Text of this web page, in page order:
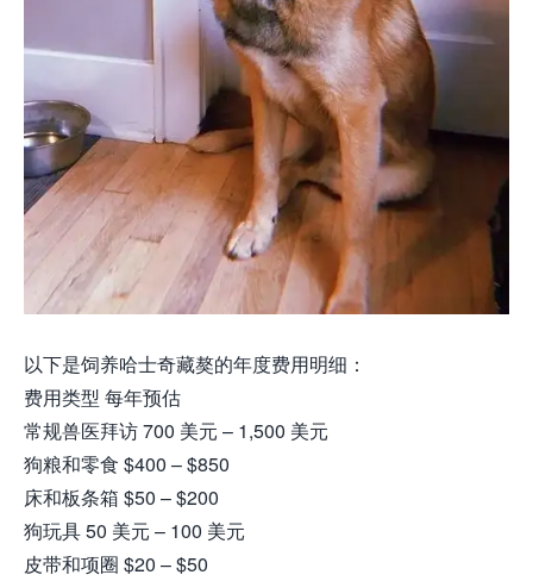
以下是饲养哈士奇藏獒的年度费用明细：
费用类型 每年预估
常规兽医拜访 700 美元 – 1,500 美元
狗粮和零食 $400 – $850
床和板条箱 $50 – $200
狗玩具 50 美元 – 100 美元
皮带和项圈 $20 – $50